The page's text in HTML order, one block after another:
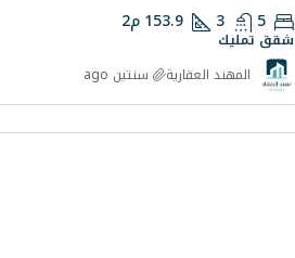
5
3
153.9م2
شقق تمليك
المهند العقارية سنتين ago